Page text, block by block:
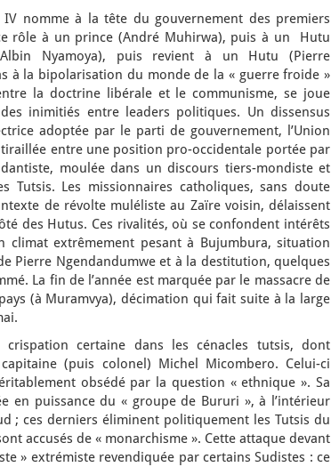
nomme à la tête du gouvernement des premiers
rôle à un prince (André Muhirwa), puis à un Hutu
Nyamoya), puis revient à un Hutu (Pierre
à la bipolarisation du monde de la « guerre froide »
la doctrine libérale et le communisme, se joue
inimitiés entre leaders politiques. Un dissensus
adoptée par le parti de gouvernement, l’Union
entre une position pro-occidentale portée par
moulée dans un discours tiers-mondiste et
Tutsis. Les missionnaires catholiques, sans doute
de révolte muléliste au Zaïre voisin, délaissent
des Hutus. Ces rivalités, où se confondent intérêts
climat extrêmement pesant à Bujumbura, situation
Pierre Ngendandumwe et à la destitution, quelques
La fin de l’année est marquée par le massacre de
(à Muramvya), décimation qui fait suite à la large
certaine dans les cénacles tutsis, dont
(puis colonel) Michel Micombero. Celui-ci
obsédé par la question « ethnique ». Sa
en puissance du « groupe de Bururi », à l’intérieur
; ces derniers éliminent politiquement les Tutsis du
accusés de « monarchisme ». Cette attaque devant
» extrémiste revendiquée par certains Sudistes : ce